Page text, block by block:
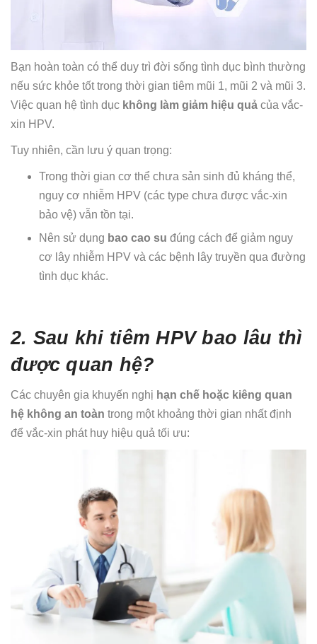
Bạn hoàn toàn có thể duy trì đời sống tình dục bình thường
nếu sức khỏe tốt trong thời gian tiêm mũi 1, mũi 2 và mũi 3.
Việc quan hệ tình dục không làm giảm hiệu quả của vắc-
xin HPV.
Tuy nhiên, cần lưu ý quan trọng:
Trong thời gian cơ thể chưa sản sinh đủ kháng thể,
nguy cơ nhiễm HPV (các type chưa được vắc-xin
bảo vệ) vẫn tồn tại.
Nên sử dụng bao cao su đúng cách để giảm nguy
cơ lây nhiễm HPV và các bệnh lây truyền qua đường
tình dục khác.
2. Sau khi tiêm HPV bao lâu thì
được quan hệ?
Các chuyên gia khuyến nghị hạn chế hoặc kiêng quan
hệ không an toàn trong một khoảng thời gian nhất định
để vắc-xin phát huy hiệu quả tối ưu: